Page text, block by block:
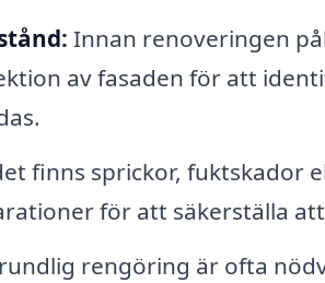
Innan renoveringen
av fasaden för att
finns sprickor, fuktskador
för att säkerställa att
rengöring är ofta